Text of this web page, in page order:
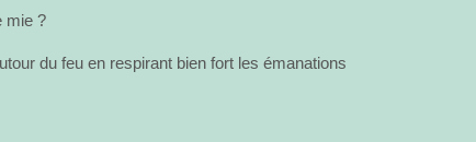
mie ?
du feu en respirant bien fort les émanations